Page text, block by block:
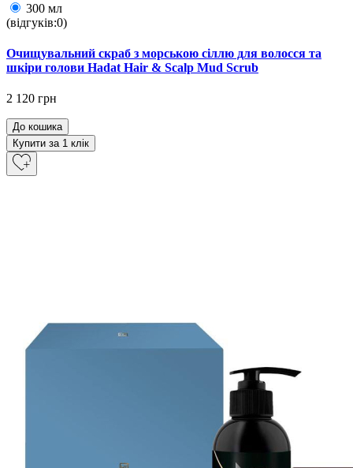
300 мл
(відгуків:0)
Очищувальний скраб з морською сіллю для волосся та
шкіри голови Hadat Hair & Scalp Mud Scrub
2 120 грн
До кошика
Купити за 1 клiк